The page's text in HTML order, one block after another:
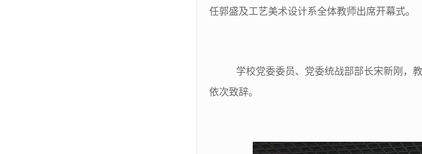
任郭盛及工艺美术设计系全体教师出席开幕式。
学校党委委员、党委统战部部长宋新刚，
依次致辞。